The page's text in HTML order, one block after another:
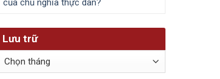
của chủ nghĩa thực dân?
Lưu trữ
Lưu